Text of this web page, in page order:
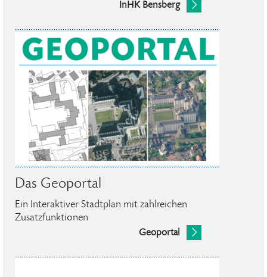
InHK Bensberg
Das Geoportal
Ein Interaktiver Stadtplan mit zahlreichen
Zusatzfunktionen
Geoportal